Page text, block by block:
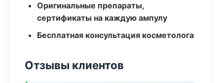
Оригинальные препараты,
сертификаты на каждую ампулу
Бесплатная консультация косметолога
Отзывы клиентов